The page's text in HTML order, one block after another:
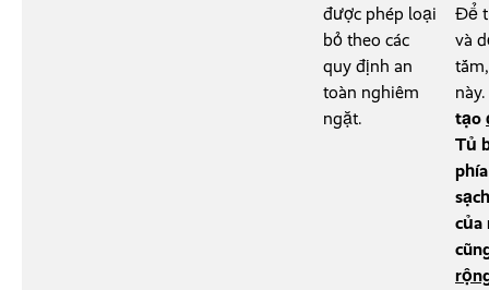
được phép loại
bỏ theo các
quy định an
toàn nghiêm
ngặt.
Để
và
này.
tạo
Tủ
của